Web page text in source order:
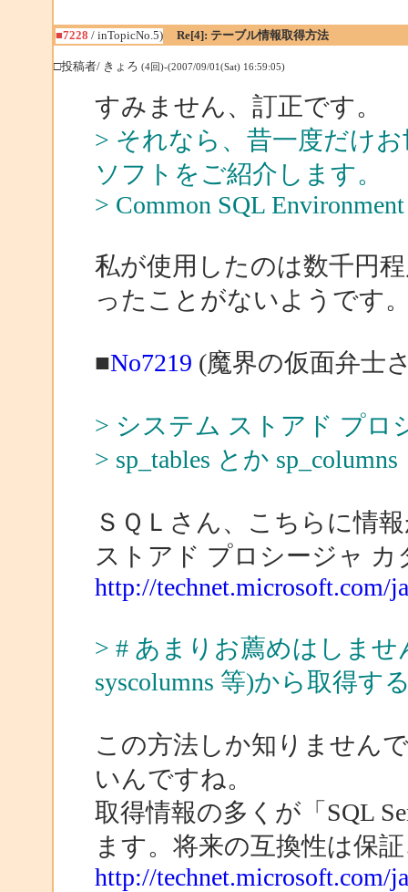
■7228 / inTopicNo.5) Re[4]: テーブル情報取得方法
□投稿者/ きょろ (4回)-(2007/09/01(Sat) 16:59:05)
すみません、訂正です。
> それなら、昔一度だけ
ソフトをご紹介します。
> Common SQL Environment
私が使用したのは数千円
ったことがないようです
■No7219 (魔界の仮面弁士
> システム ストアド プロ
> sp_tables とか
ＳＱＬさん、こちらに情
ストアド プロシージャ カ
http://technet.microsoft.com/
> # あまりお薦めはしませ
syscolumns 等)から取得す
この方法しか知りません
いんですね。
取得情報の多くが「SQL
ます。将来の互換性は保
http://technet.microsoft.com/